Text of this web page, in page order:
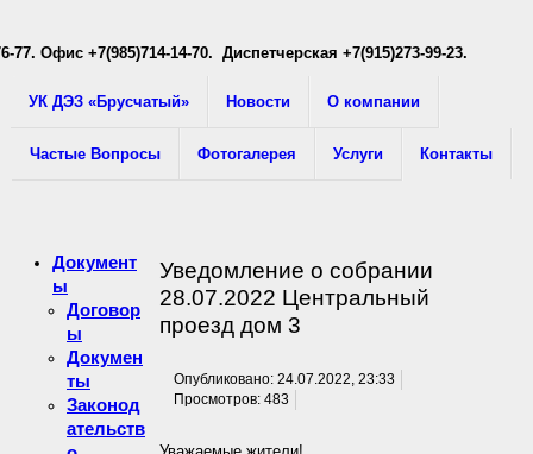
УК ДЭЗ «Брусчатый» Новости О компании
Частые Вопросы Фотогалерея Услуги Контакты
77. Офис +7(985)714-14-70. Диспетчерская +7(915)273-99-23.
Документ
ы
Договор
ы
Докумен
ты
Законод
ательств
Уведомление о собрании
28.07.2022 Центральный
проезд дом 3
Опубликовано: 24.07.2022, 23:33
Просмотров: 483